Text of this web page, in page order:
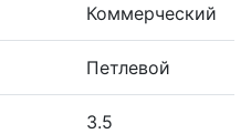
Коммерческий
Петлевой
3.5